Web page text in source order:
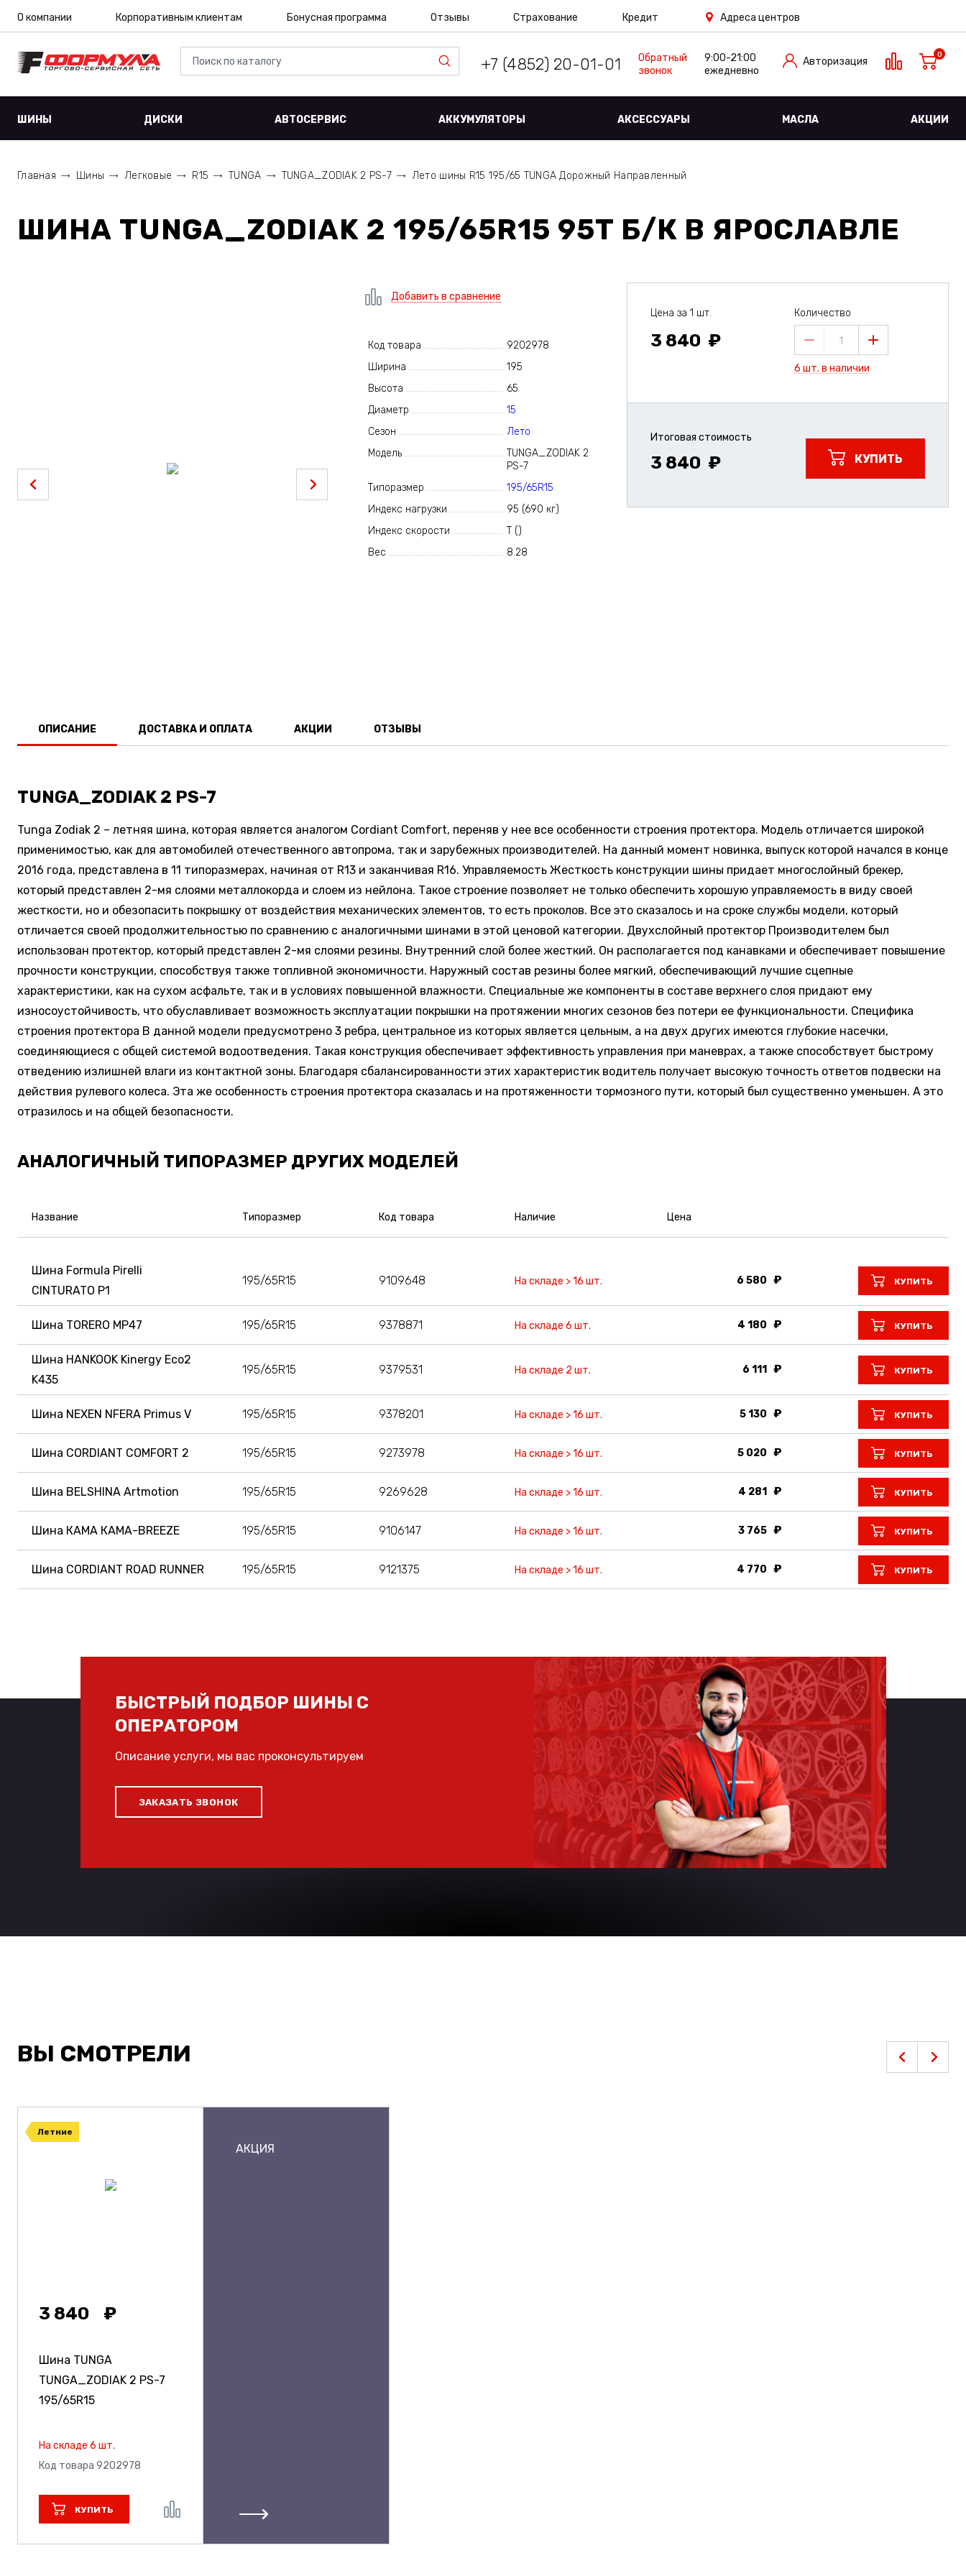
О компании Корпоративным клиентам Бонусная программа Отзывы Страхование Кредит Адреса центров
+7 (4852) 20-01-01
Обратный
звонок
9:00-21:00
ежедневно
Авторизация
0
ШИНЫ ДИСКИ АВТОСЕРВИС АККУМУЛЯТОРЫ АКСЕССУАРЫ МАСЛА АКЦИИ
Главная Шины Легковые R15 TUNGA TUNGA_ZODIAK 2 PS-7 Лето шины R15 195/65 TUNGA Дорожный Направленный
ШИНА TUNGA_ZODIAK 2 195/65R15 95Т Б/К В ЯРОСЛАВЛЕ
Добавить в сравнение
Код товара
9202978
Ширина
195
Высота
65
Диаметр
15
Сезон
Лето
Модель
TUNGA_ZODIAK 2
PS-7
Типоразмер
195/65R15
Индекс нагрузки
95 (690 кг)
Индекс скорости
Т ()
Вес
8.28
Цена за 1 шт.
3 840
Количество
1
6 шт. в наличии
Итоговая стоимость
3 840 КУПИТЬ
ОПИСАНИЕ ДОСТАВКА И ОПЛАТА АКЦИИ ОТЗЫВЫ
TUNGA_ZODIAK 2 PS-7
Tunga Zodiak 2 – летняя шина, которая является аналогом Cordiant Comfort, переняв у нее все особенности строения протектора. Модель отличается широкой
применимостью, как для автомобилей отечественного автопрома, так и зарубежных производителей. На данный момент новинка, выпуск которой начался в конце
2016 года, представлена в 11 типоразмерах, начиная от R13 и заканчивая R16. Управляемость Жесткость конструкции шины придает многослойный брекер,
который представлен 2-мя слоями металлокорда и слоем из нейлона. Такое строение позволяет не только обеспечить хорошую управляемость в виду своей
жесткости, но и обезопасить покрышку от воздействия механических элементов, то есть проколов. Все это сказалось и на сроке службы модели, который
отличается своей продолжительностью по сравнению с аналогичными шинами в этой ценовой категории. Двухслойный протектор Производителем был
использован протектор, который представлен 2-мя слоями резины. Внутренний слой более жесткий. Он располагается под канавками и обеспечивает повышение
прочности конструкции, способствуя также топливной экономичности. Наружный состав резины более мягкий, обеспечивающий лучшие сцепные
характеристики, как на сухом асфальте, так и в условиях повышенной влажности. Специальные же компоненты в составе верхнего слоя придают ему
износоустойчивость, что обуславливает возможность эксплуатации покрышки на протяжении многих сезонов без потери ее функциональности. Специфика
строения протектора В данной модели предусмотрено 3 ребра, центральное из которых является цельным, а на двух других имеются глубокие насечки,
соединяющиеся с общей системой водоотведения. Такая конструкция обеспечивает эффективность управления при маневрах, а также способствует быстрому
отведению излишней влаги из контактной зоны. Благодаря сбалансированности этих характеристик водитель получает высокую точность ответов подвески на
действия рулевого колеса. Эта же особенность строения протектора сказалась и на протяженности тормозного пути, который был существенно уменьшен. А это
отразилось и на общей безопасности.
АНАЛОГИЧНЫЙ ТИПОРАЗМЕР ДРУГИХ МОДЕЛЕЙ
Название Типоразмер Код товара Наличие Цена
Шина Formula Pirelli
CINTURATO P1
195/65R15 9109648 На складе > 16 шт. 6 580 КУПИТЬ
Шина TORERO MP47 195/65R15 9378871 На складе 6 шт. 4 180 КУПИТЬ
Шина HANKOOK Kinergy Eco2
K435
195/65R15 9379531 На складе 2 шт. 6 111 КУПИТЬ
Шина NEXEN NFERA Primus V 195/65R15 9378201 На складе > 16 шт. 5 130 КУПИТЬ
Шина CORDIANT COMFORT 2 195/65R15 9273978 На складе > 16 шт. 5 020 КУПИТЬ
Шина BELSHINA Artmotion 195/65R15 9269628 На складе > 16 шт. 4 281 КУПИТЬ
Шина КАМА КАМА-BREEZE 195/65R15 9106147 На складе > 16 шт. 3 765 КУПИТЬ
Шина CORDIANT ROAD RUNNER 195/65R15 9121375 На складе > 16 шт. 4 770 КУПИТЬ
БЫСТРЫЙ ПОДБОР ШИНЫ С
ОПЕРАТОРОМ
Описание услуги, мы вас проконсультируем
ЗАКАЗАТЬ ЗВОНОК
ВЫ СМОТРЕЛИ
Летние
3 840
Шина TUNGA
TUNGA_ZODIAK 2 PS-7
195/65R15
На складе 6 шт.
Код товара 9202978
КУПИТЬ
АКЦИЯ